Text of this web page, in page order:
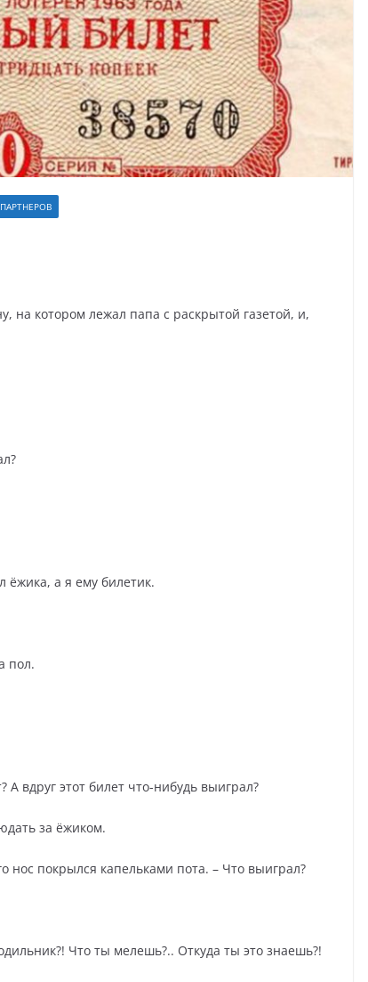
на котором лежал папа с раскрытой газетой, и,
ёжика, а я ему билетик.
пол.
вдруг этот билет что-нибудь выиграл?
за ёжиком.
нос покрылся капельками пота. – Что выиграл?
Что ты мелешь?.. Откуда ты это знаешь?!